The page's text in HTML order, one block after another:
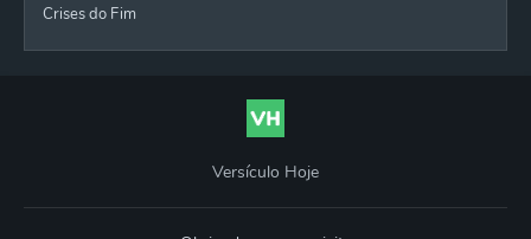
Crises do Fim
Versículo Hoje